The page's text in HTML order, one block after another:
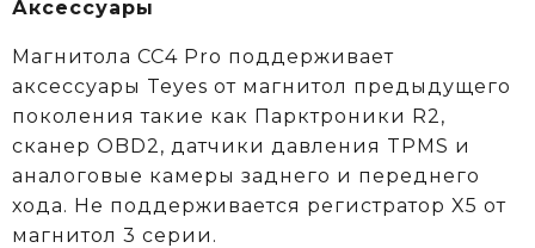
Аксессуары
Магнитола CC4 Pro поддерживает
аксессуары Teyes от магнитол предыдущего
поколения такие как Парктроники R2,
сканер OBD2, датчики давления TPMS и
аналоговые камеры заднего и переднего
хода. Не поддерживается регистратор X5 от
магнитол 3 серии.